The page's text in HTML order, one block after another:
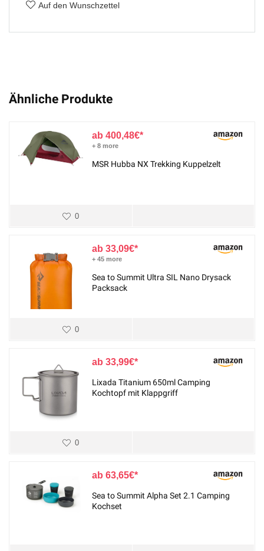
Auf den Wunschzettel
Ähnliche Produkte
400,48€
+ 8 more
MSR Hubba NX Trekking Kuppelzelt
0
33,09€
+ 45 more
Sea to Summit Ultra SIL Nano Drysack
Packsack
0
33,99€
Lixada Titanium 650ml Camping
Kochtopf mit Klappgriff
0
63,65€
Sea to Summit Alpha Set 2.1 Camping
Kochset